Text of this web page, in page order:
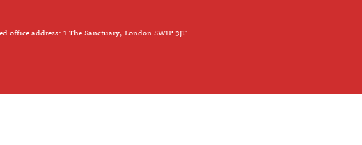
office address: 1 The Sanctuary, London SW1P 3JT